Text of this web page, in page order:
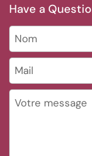
Have a
Nom
Mail *
Votre message